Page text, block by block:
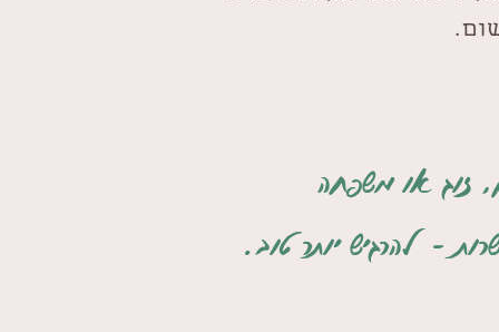
זוג או משפחה
- להרגיש יותר טוב.